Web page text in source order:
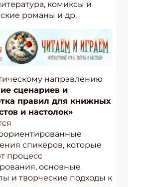
комиксы и
романы и др.
направлению
сценариев и
правил для книжных
и настолок»
спикеров, которые
процесс
основные
и творческие подходы к